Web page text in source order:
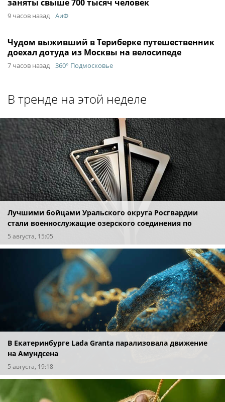
заняты свыше 700 тысяч человек
9 часов назад АиФ
Чудом выживший в Териберке путешественник
доехал дотуда из Москвы на велосипеде
7 часов назад 360° Подмосковье
В тренде на этой неделе
Лучшими бойцами Уральского округа Росгвардии
стали военнослужащие озерского соединения по
охране важных государственных объектов
5 августа, 15:05
В Екатеринбурге Lada Granta парализовала движение
на Амундсена
5 августа, 19:18